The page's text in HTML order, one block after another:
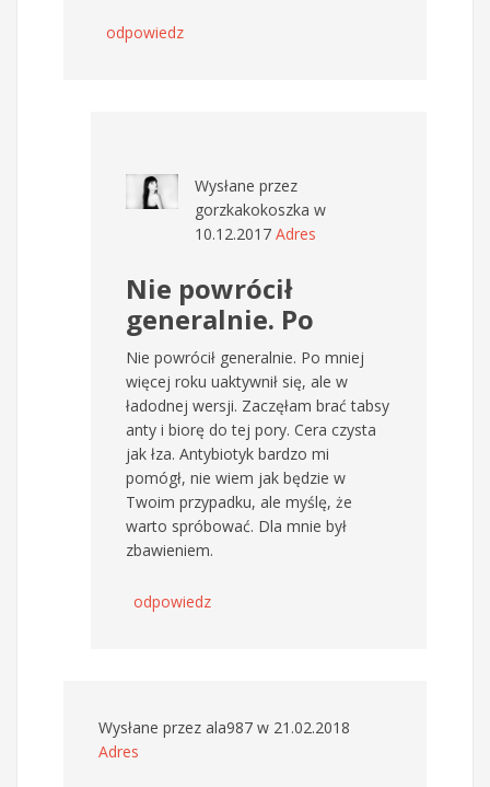
odpowiedz
Wysłane przez
gorzkakokoszka w
10.12.2017 Adres
Nie powrócił
generalnie. Po
Nie powrócił generalnie. Po mniej
więcej roku uaktywnił się, ale w
ładodnej wersji. Zaczęłam brać tabsy
anty i biorę do tej pory. Cera czysta
jak łza. Antybiotyk bardzo mi
pomógł, nie wiem jak będzie w
Twoim przypadku, ale myślę, że
warto spróbować. Dla mnie był
zbawieniem.
odpowiedz
Wysłane przez ala987 w 21.02.2018
Adres